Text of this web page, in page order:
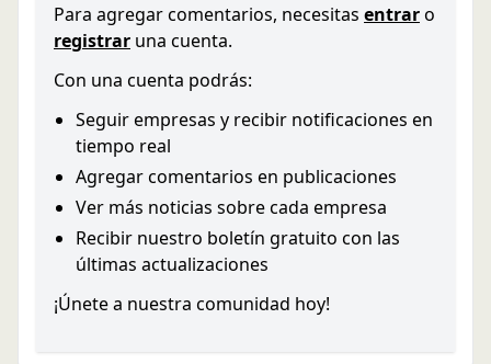
Para agregar comentarios, necesitas entraro
registrar una cuenta.
Con una cuenta podrás:
Seguir empresas y recibir notificaciones en
tiempo real
Agregar comentarios en publicaciones
Ver más noticias sobre cada empresa
Recibir nuestro boletín gratuito con las
últimas actualizaciones
¡Únete a nuestra comunidad hoy!